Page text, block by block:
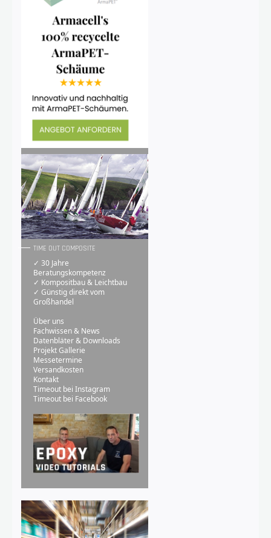
TIME OUT COMPOSITE
✓ 30 Jahre
Beratungskompetenz
✓ Kompositbau & Leichtbau
✓ Günstig direkt vom
Großhandel
Über uns
Fachwissen & News
Datenbläter & Downloads
Projekt Gallerie
Messetermine
Versandkosten
Kontakt
Timeout bei Instagram
Timeout bei Facebook